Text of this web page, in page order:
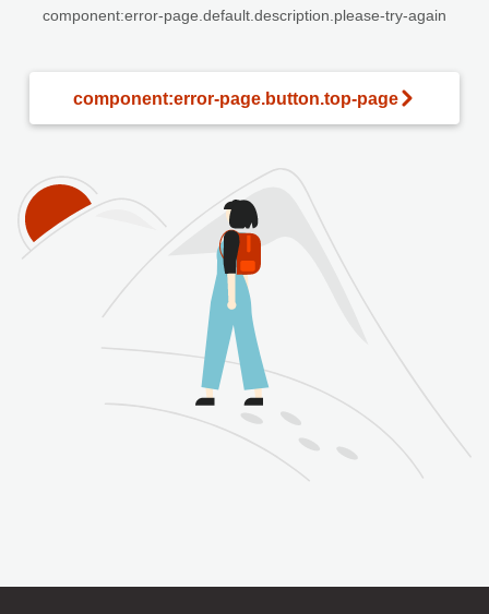
component:error-page.default.description.please-try-again
component:error-page.button.top-page